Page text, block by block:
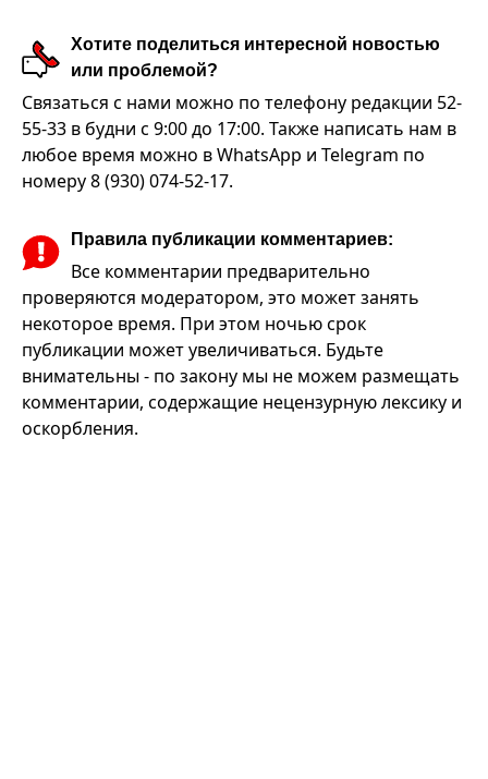
Хотите поделиться интересной новостью
или проблемой?
Связаться с нами можно по телефону редакции 52-
55-33 в будни с 9:00 до 17:00. Также написать нам в
любое время можно в WhatsApp и Telegram по
номеру 8 (930) 074-52-17.
Правила публикации комментариев:
Все комментарии предварительно
проверяются модератором, это может занять
некоторое время. При этом ночью срок
публикации может увеличиваться. Будьте
внимательны - по закону мы не можем размещать
комментарии, содержащие нецензурную лексику и
оскорбления.